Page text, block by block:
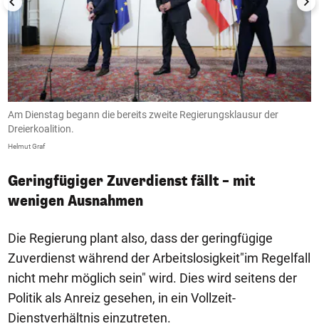
Am Dienstag begann die bereits zweite Regierungsklausur der
Dreierkoalition.
Helmut Graf
Geringfügiger Zuverdienst fällt – mit
wenigen Ausnahmen
Die Regierung plant also, dass der geringfügige
Zuverdienst während der Arbeitslosigkeit"im Regelfall
nicht mehr möglich sein" wird. Dies wird seitens der
Politik als Anreiz gesehen, in ein Vollzeit-
Dienstverhältnis einzutreten.